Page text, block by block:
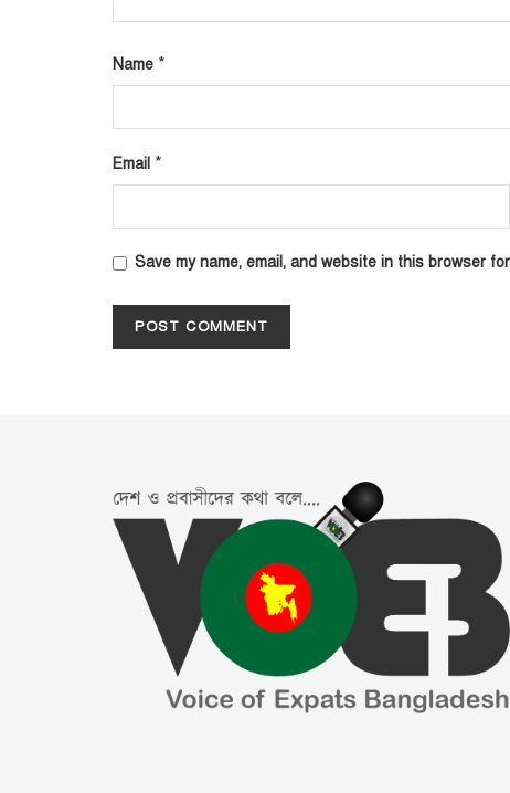
Name *
Email *
Save my name, email, and website in this browser